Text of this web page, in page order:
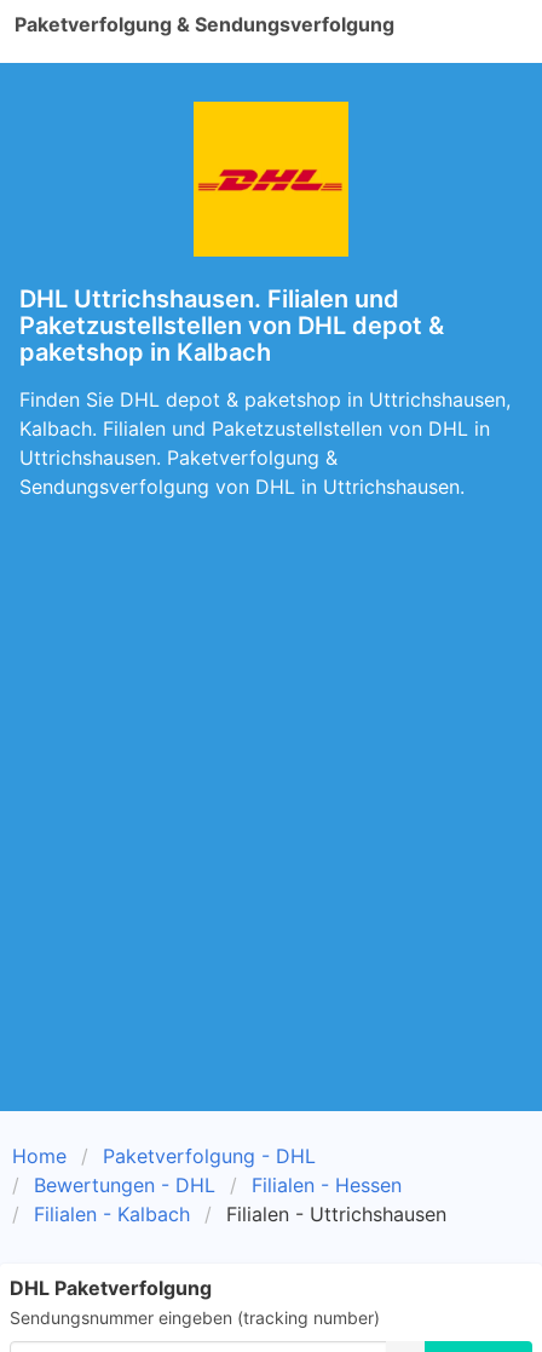
Paketverfolgung & Sendungsverfolgung
DHL Uttrichshausen. Filialen und
Paketzustellstellen von DHL depot &
paketshop in Kalbach
Finden Sie DHL depot & paketshop in Uttrichshausen,
Kalbach. Filialen und Paketzustellstellen von DHL in
Uttrichshausen. Paketverfolgung &
Sendungsverfolgung von DHL in Uttrichshausen.
Home
Paketverfolgung - DHL
Bewertungen - DHL
Filialen - Hessen
Filialen - Kalbach
Filialen - Uttrichshausen
DHL Paketverfolgung
Sendungsnummer eingeben (tracking number)